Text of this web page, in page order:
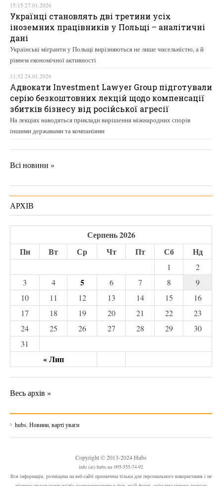
15:15 27.01.2026
Українці становлять дві третини усіх
іноземних працівників у Польщі – аналітичні
дані
Українські мігранти у Польщі вирізняються не лише чисельністю, а й
рівнем економічної активності
11:32 24.01.2026
Адвокати Investment Lawyer Group підготували
серію безкоштовних лекцій щодо компенсації
збитків бізнесу від російської агресії
На лекціях наводяться приклади вирішення міжнародних спорів
іншими державами та компаніями
Всі новини »
АРХІВ
Серпень 2026
Пн
Вт Ср Чт Пт Сб Нд
« Лип
1
2
3
4 5 6 7 8
9
10
11 12 13 14 15
16
17
18 19 20 21 22
23
24
25 26 27 28 29
30
31
Весь архів »
hubs. Новини, варті уваги
Copyright © 2013-2024 Hubs
info (at) hubs.ua 095-555-74-92
Вся інформація, розміщена на веб-сайті призначена тільки для персонального використання і не